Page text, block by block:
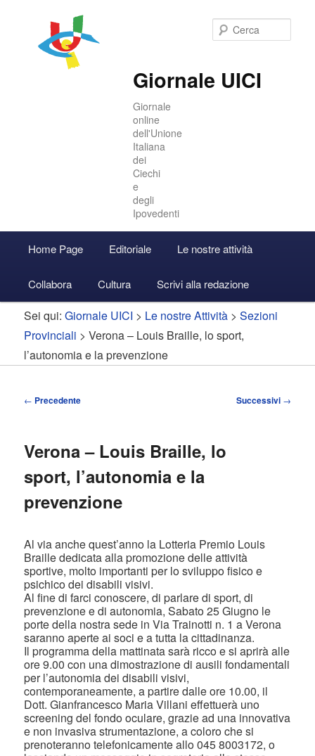
Giornale UICI
Giornale
online
dell'Unione
Italiana
dei
Ciechi
e
degli
Ipovedenti
principale
Vai
al
contenuto
principale
Vai
al
contenuto
secondario
Accedi
Home Page Editoriale Le nostre attività
Collabora Cultura Scrivi alla redazione
Sei qui:Giornale UICI > Le nostre Attività >Sezioni
Provinciali > Verona – Louis Braille, lo sport,
l’autonomia e la prevenzione
Navigazione
← Precedente Successivi →
Verona – Louis Braille, lo
sport, l’autonomia e la
prevenzione
Al via anche quest’anno la Lotteria Premio Louis
Braille dedicata alla promozione delle attività
sportive, molto importanti per lo sviluppo fisico e
psichico dei disabili visivi.
Al fine di farci conoscere, di parlare di sport, di
prevenzione e di autonomia, Sabato 25 Giugno le
porte della nostra sede in Via Trainotti n. 1 a Verona
saranno aperte ai soci e a tutta la cittadinanza.
Il programma della mattinata sarà ricco e si aprirà alle
ore 9.00 con una dimostrazione di ausili fondamentali
per l’autonomia dei disabili visivi,
contemporaneamente, a partire dalle ore 10.00, il
Dott. Gianfrancesco Maria Villani effettuerà uno
screening del fondo oculare, grazie ad una innovativa
e non invasiva strumentazione, a coloro che si
prenoteranno telefonicamente allo 045 8003172, o